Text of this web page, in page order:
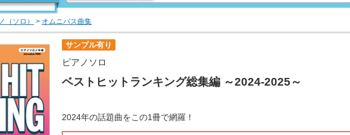
（ソロ） > オムニバス曲集
サンプル有り
ピアノソロ
ベストヒットランキング総集編 ～2024-2025～
2024年の話題曲をこの1冊で網羅！